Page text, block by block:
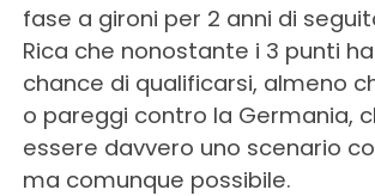
fase a gironi per 2 anni di
Rica che nonostante i 3 punti
chance di qualificarsi, almeno
o pareggi contro la Germania,
essere davvero uno scenario
ma comunque possibile.